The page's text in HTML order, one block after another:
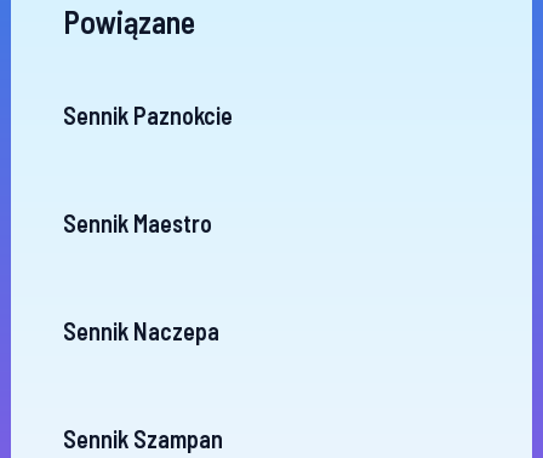
Powiązane
Sennik Paznokcie
Sennik Maestro
Sennik Naczepa
Sennik Szampan